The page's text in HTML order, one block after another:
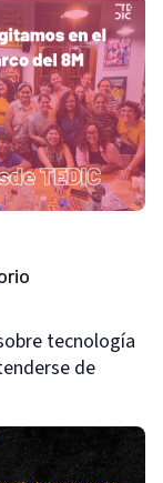
tecnología
de